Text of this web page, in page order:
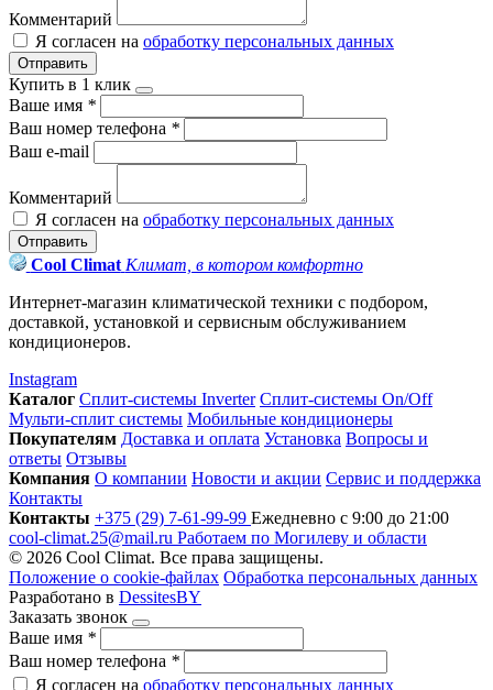
Комментарий
Я согласен на обработку персональных данных
Отправить
Купить в 1 клик
Ваше имя *
Ваш номер телефона *
Ваш e-mail
Комментарий
Я согласен на обработку персональных данных
Отправить
Cool Climat Климат, в котором комфортно
Интернет-магазин климатической техники с подбором,
доставкой, установкой и сервисным обслуживанием
кондиционеров.
Instagram
Каталог Сплит-системы Inverter Сплит-системы On/Off
Мульти-сплит системы Мобильные кондиционеры
Покупателям Доставка и оплата Установка Вопросы и
ответы Отзывы
Компания О компании Новости и акции Сервис и поддержка
Контакты
Контакты +375 (29) 7-61-99-99 Ежедневно с 9:00 до 21:00
cool-climat.25@mail.ru Работаем по Могилеву и области
© 2026 Cool Climat. Все права защищены.
Положение о cookie-файлах Обработка персональных данных
Разработано в DessitesBY
Заказать звонок
Ваше имя *
Ваш номер телефона *
Я согласен на обработку персональных данных